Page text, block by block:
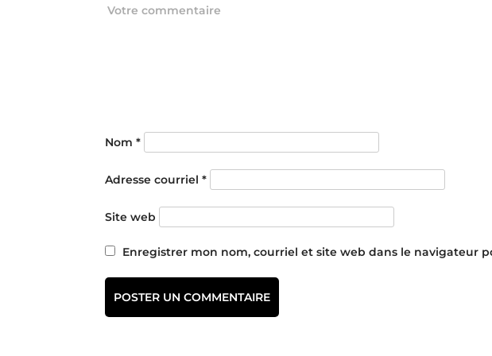
Nom *
Adresse courriel *
Site web
Enregistrer mon nom, courriel et site web dans le navigateur